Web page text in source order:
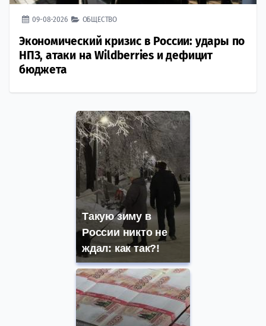
09-08-2026 ОБЩЕСТВО
Экономический кризис в России: удары по
НПЗ, атаки на Wildberries и дефицит
бюджета
Такую зиму в
России никто не
ждал: как так?!